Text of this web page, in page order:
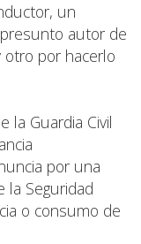
un
autor de
por hacerlo
la Guardia Civil
por una
la Seguridad
o consumo de